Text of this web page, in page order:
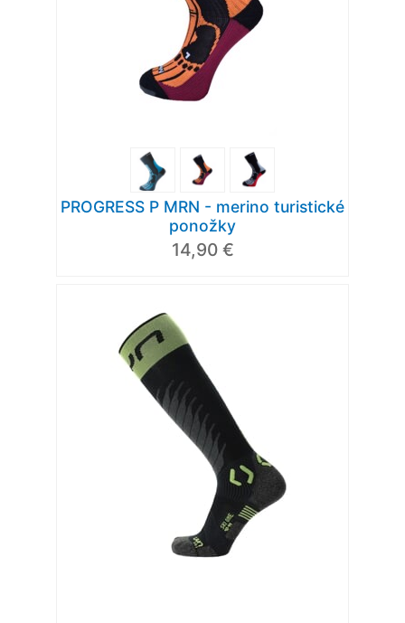
PROGRESS P MRN - merino turistické
ponožky
14,90 €